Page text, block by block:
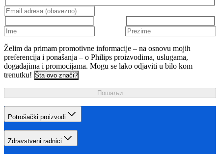
Želim da primam promotivne informacije – na osnovu mojih
preferencija i ponašanja – o Philips proizvodima, uslugama,
događajima i promocijama. Mogu se lako odjaviti u bilo kom
trenutku! Šta ovo znači?
Пошаљи
Potrošački proizvodi
Zdravstveni radnici